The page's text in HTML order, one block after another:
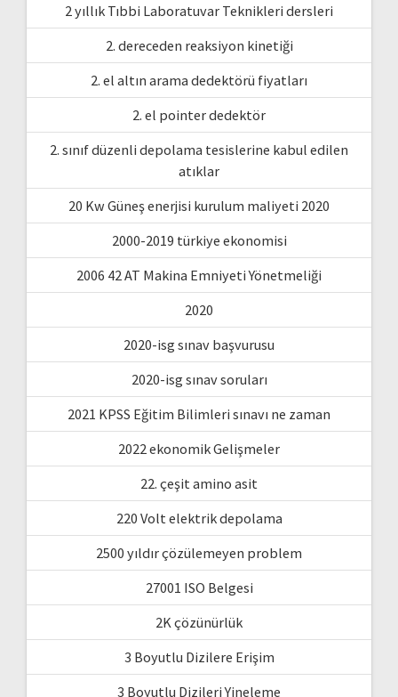
2 yıllık Tıbbi Laboratuvar Teknikleri dersleri
2. dereceden reaksiyon kinetiği
2. el altın arama dedektörü fiyatları
2. el pointer dedektör
2. sınıf düzenli depolama tesislerine kabul edilen
atıklar
20 Kw Güneş enerjisi kurulum maliyeti 2020
2000-2019 türkiye ekonomisi
2006 42 AT Makina Emniyeti Yönetmeliği
2020
2020-isg sınav başvurusu
2020-isg sınav soruları
2021 KPSS Eğitim Bilimleri sınavı ne zaman
2022 ekonomik Gelişmeler
22. çeşit amino asit
220 Volt elektrik depolama
2500 yıldır çözülemeyen problem
27001 ISO Belgesi
2K çözünürlük
3 Boyutlu Dizilere Erişim
3 Boyutlu Dizileri Yineleme